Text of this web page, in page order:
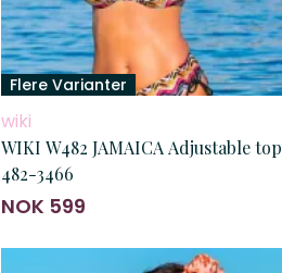
Flere Varianter
wiki
WIKI W482 JAMAICA Adjustable top
482-3466
NOK 599